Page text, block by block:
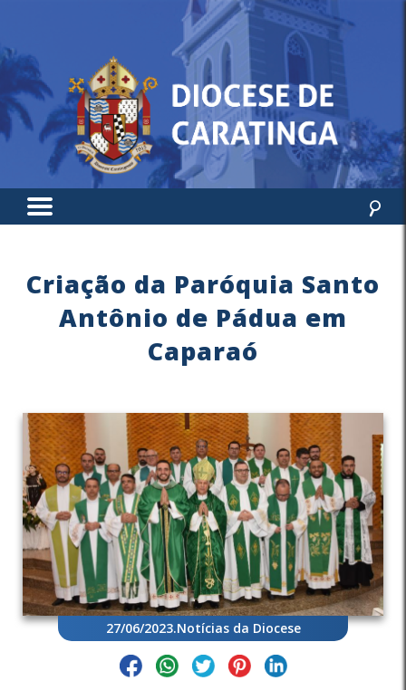
Criação da Paróquia Santo
Antônio de Pádua em
Caparaó
27/06/2023.Notícias da Diocese